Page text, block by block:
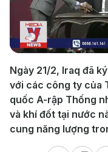
Ngày 21/2, Iraq đã
với các công ty của
quốc A-rập Thống
và khí đốt tại nước
cung năng lượng